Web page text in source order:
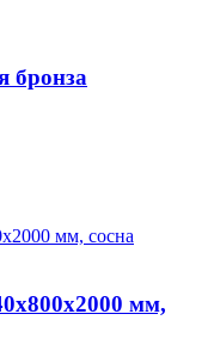
бронза
мм,